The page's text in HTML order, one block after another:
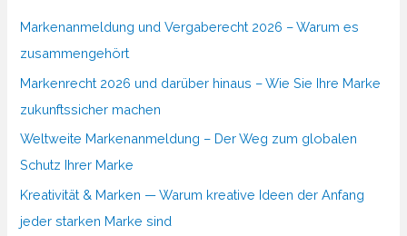
Markenanmeldung und Vergaberecht 2026 – Warum es
zusammengehört
Markenrecht 2026 und darüber hinaus – Wie Sie Ihre Marke
zukunftssicher machen
Weltweite Markenanmeldung – Der Weg zum globalen
Schutz Ihrer Marke
Kreativität & Marken — Warum kreative Ideen der Anfang
jeder starken Marke sind